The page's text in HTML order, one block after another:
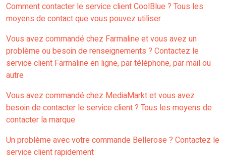
Comment contacter le service client CoolBlue ? Tous les
moyens de contact que vous pouvez utiliser
Vous avez commandé chez Farmaline et vous avez un
problème ou besoin de renseignements ? Contactez le
service client Farmaline en ligne, par téléphone, par mail ou
autre
Vous avez commandé chez MediaMarkt et vous avez
besoin de contacter le service client ? Tous les moyens de
contacter la marque
Un problème avec votre commande Bellerose ? Contactez le
service client rapidement